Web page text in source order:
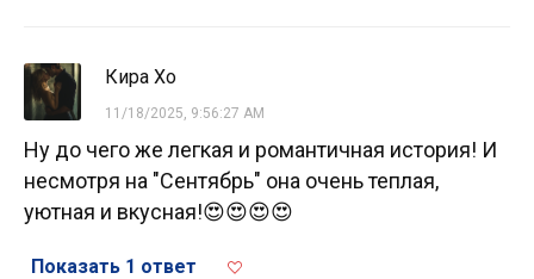
Кира Хо
11/18/2025, 9:56:27 AM
Ну до чего же легкая и романтичная история! И
несмотря на "Сентябрь" она очень теплая,
уютная и вкусная!😍😍😍😍
Показать 1 ответ